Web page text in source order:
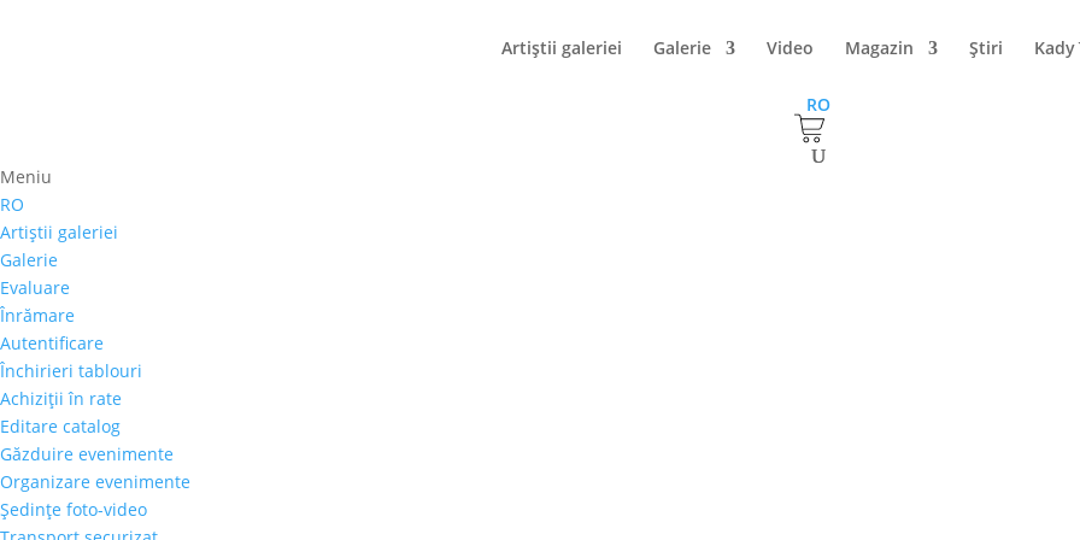
Artiştii galeriei Galerie Video Magazin Ştiri
RO
Meniu
RO
Artiştii galeriei
Galerie
Evaluare
Înrămare
Autentificare
Închirieri tablouri
Achiziţii în rate
Editare catalog
Găzduire evenimente
Organizare evenimente
Şedinţe foto-video